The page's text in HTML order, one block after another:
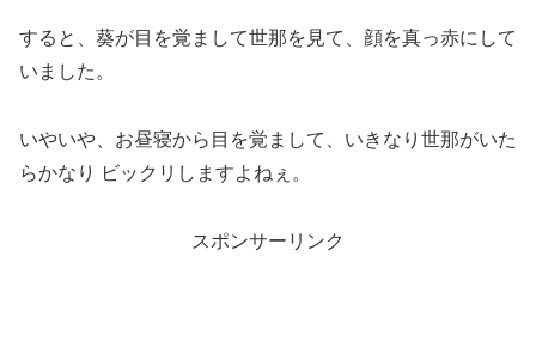
すると、葵が目を覚まして世那を見て、顔を真っ赤にして
いました。
いやいや、お昼寝から目を覚まして、いきなり世那がいた
らかなり ビックリしますよねぇ。
スポンサーリンク